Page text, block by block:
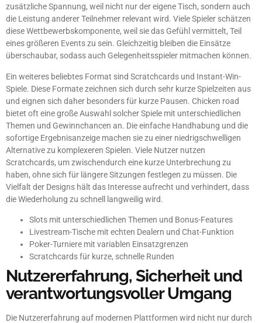
zusätzliche Spannung, weil nicht nur der eigene Tisch, sondern auch
die Leistung anderer Teilnehmer relevant wird. Viele Spieler schätzen
diese Wettbewerbskomponente, weil sie das Gefühl vermittelt, Teil
eines größeren Events zu sein. Gleichzeitig bleiben die Einsätze
überschaubar, sodass auch Gelegenheitsspieler mitmachen können.
Ein weiteres beliebtes Format sind Scratchcards und Instant-Win-
Spiele. Diese Formate zeichnen sich durch sehr kurze Spielzeiten aus
und eignen sich daher besonders für kurze Pausen. Chicken road
bietet oft eine große Auswahl solcher Spiele mit unterschiedlichen
Themen und Gewinnchancen an. Die einfache Handhabung und die
sofortige Ergebnisanzeige machen sie zu einer niedrigschwelligen
Alternative zu komplexeren Spielen. Viele Nutzer nutzen
Scratchcards, um zwischendurch eine kurze Unterbrechung zu
haben, ohne sich für längere Sitzungen festlegen zu müssen. Die
Vielfalt der Designs hält das Interesse aufrecht und verhindert, dass
die Wiederholung zu schnell langweilig wird.
Slots mit unterschiedlichen Themen und Bonus-Features
Livestream-Tische mit echten Dealern und Chat-Funktion
Poker-Turniere mit variablen Einsatzgrenzen
Scratchcards für kurze, schnelle Runden
Nutzererfahrung, Sicherheit und
verantwortungsvoller Umgang
Die Nutzererfahrung auf modernen Plattformen wird nicht nur durch